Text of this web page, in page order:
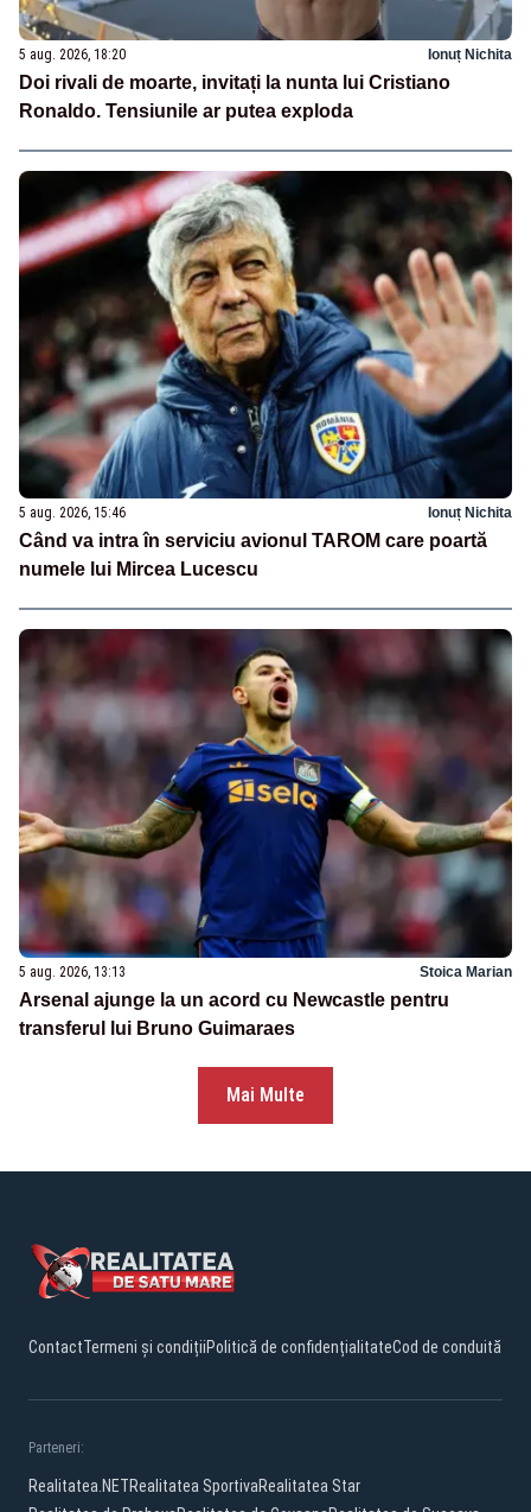
5 aug. 2026, 18:20 Ionuț Nichita
Doi rivali de moarte, invitați la nunta lui Cristiano
Ronaldo. Tensiunile ar putea exploda
5 aug. 2026, 15:46 Ionuț Nichita
Când va intra în serviciu avionul TAROM care poartă
numele lui Mircea Lucescu
5 aug. 2026, 13:13 Stoica Marian
Arsenal ajunge la un acord cu Newcastle pentru
transferul lui Bruno Guimaraes
Mai Multe
ContactTermeni și condițiiPolitică de confidențialitateCod de conduită
Parteneri:
Realitatea.NETRealitatea SportivaRealitatea Star